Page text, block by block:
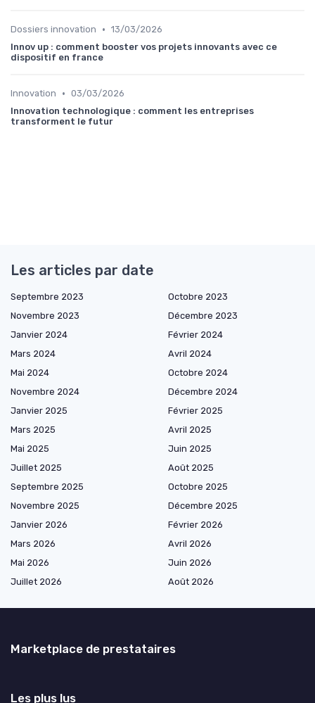
Dossiers innovation • 13/03/2026
Innov up : comment booster vos projets innovants avec ce
dispositif en france
Innovation • 03/03/2026
Innovation technologique : comment les entreprises
transforment le futur
Les articles par date
Septembre 2023
Octobre 2023
Novembre 2023
Décembre 2023
Janvier 2024
Février 2024
Mars 2024
Avril 2024
Mai 2024
Octobre 2024
Novembre 2024
Décembre 2024
Janvier 2025
Février 2025
Mars 2025
Avril 2025
Mai 2025
Juin 2025
Juillet 2025
Août 2025
Septembre 2025
Octobre 2025
Novembre 2025
Décembre 2025
Janvier 2026
Février 2026
Mars 2026
Avril 2026
Mai 2026
Juin 2026
Juillet 2026
Août 2026
Marketplace de prestataires
Les plus lus